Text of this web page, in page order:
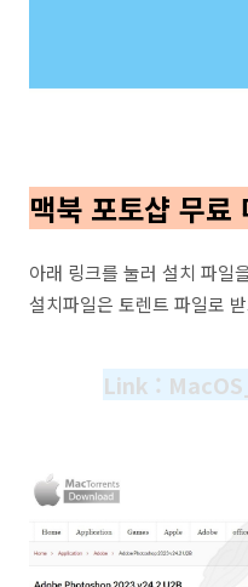
맥북 포토샵 무료
아래 링크를 눌러 설치 파일
설치파일은 토렌트 파일로
Link :